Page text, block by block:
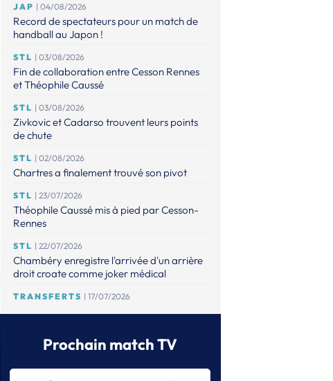
JAP | 04/08/2026
Record de spectateurs pour un match de
handball au Japon !
STL | 03/08/2026
Fin de collaboration entre Cesson Rennes
et Théophile Caussé
STL | 03/08/2026
Zivkovic et Cadarso trouvent leurs points
de chute
STL | 02/08/2026
Chartres a finalement trouvé son pivot
STL | 23/07/2026
Théophile Caussé mis à pied par Cesson-
Rennes
STL | 22/07/2026
Chambéry enregistre l'arrivée d'un arrière
droit croate comme joker médical
TRANSFERTS | 17/07/2026
Le point sur les mises à jour de l'espace
| 16/07/2026
Prochain match TV